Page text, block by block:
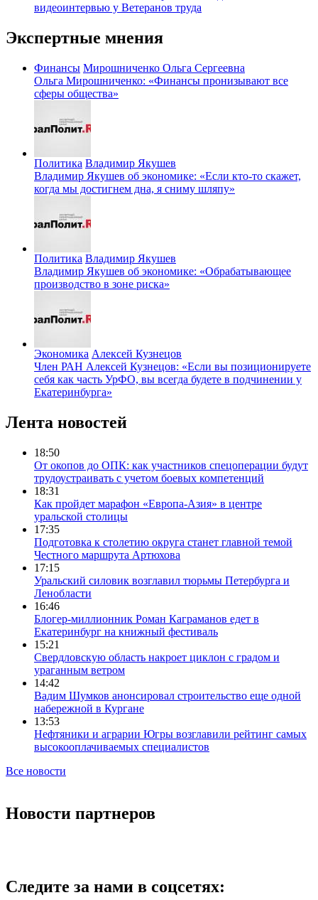
видеоинтервью у Ветеранов труда
Экспертные мнения
Финансы Мирошниченко Ольга Сергеевна
Ольга Мирошниченко: «Финансы пронизывают все
сферы общества»
Политика Владимир Якушев
Владимир Якушев об экономике: «Если кто-то скажет,
когда мы достигнем дна, я сниму шляпу»
Политика Владимир Якушев
Владимир Якушев об экономике: «Обрабатывающее
производство в зоне риска»
Экономика Алексей Кузнецов
Член РАН Алексей Кузнецов: «Если вы позиционируете
себя как часть УрФО, вы всегда будете в подчинении у
Екатеринбурга»
Лента новостей
18:50
От окопов до ОПК: как участников спецоперации будут
трудоустраивать с учетом боевых компетенций
18:31
Как пройдет марафон «Европа-Азия» в центре
уральской столицы
17:35
Подготовка к столетию округа станет главной темой
Честного маршрута Артюхова
17:15
Уральский силовик возглавил тюрьмы Петербурга и
Ленобласти
16:46
Блогер-миллионник Роман Каграманов едет в
Екатеринбург на книжный фестиваль
15:21
Свердловскую область накроет циклон с градом и
ураганным ветром
14:42
Вадим Шумков анонсировал строительство еще одной
набережной в Кургане
13:53
Нефтяники и аграрии Югры возглавили рейтинг самых
высокооплачиваемых специалистов
Все новости
Новости партнеров
Следите за нами в соцсетях: